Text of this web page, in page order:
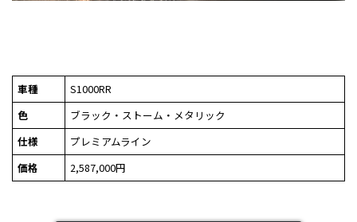
車種
S1000RR
色
ブラック・ストーム・メタリック
仕様
プレミアムライン
価格
2,587,000円